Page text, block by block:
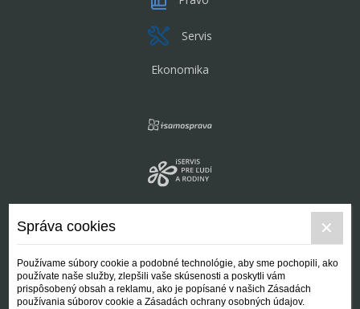
Servis
Ekonomika
Správa cookies
Používame súbory cookie a podobné technológie, aby sme pochopili, ako
používate naše služby, zlepšili vaše skúsenosti a poskytli vám
prispôsobený obsah a reklamu, ako je popísané v našich Zásadách
používania súborov cookie a Zásadách ochrany osobných údajov.